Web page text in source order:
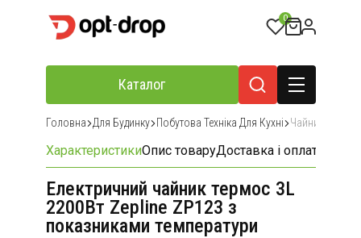
0
Каталог
Головна Для Будинку Побутова Техніка Для Кухні Чайники
ХарактеристикиОпис товаруДоставка і оплата
Електричний чайник термос 3L
2200Вт Zepline ZP123 з
показниками температури